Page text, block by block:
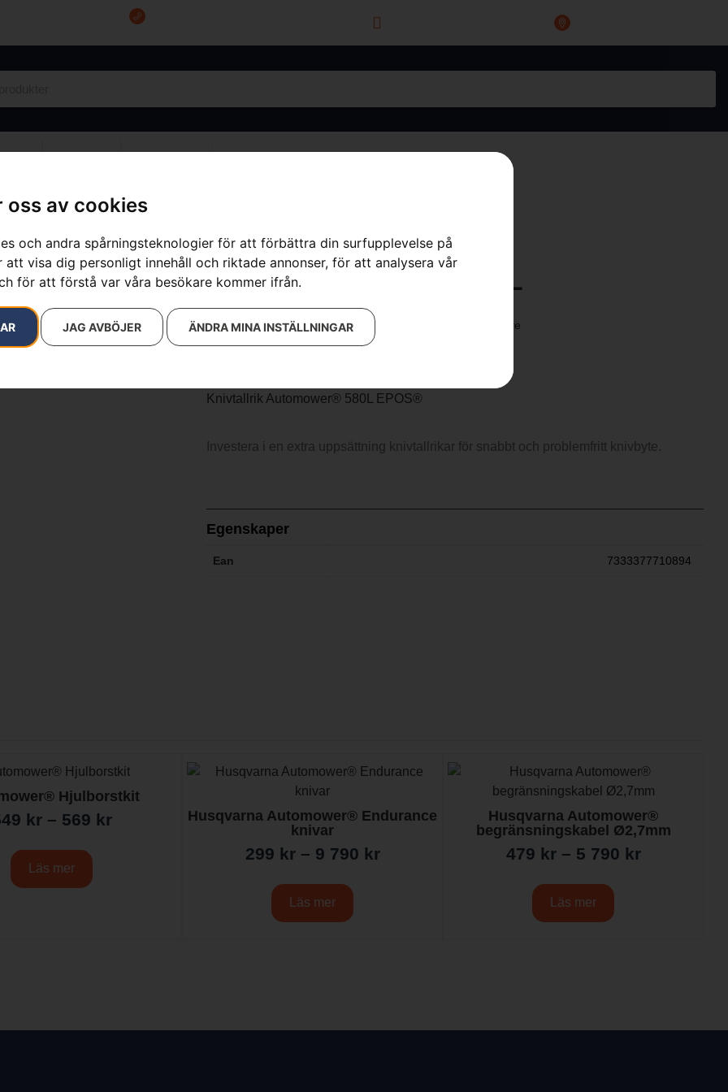
oss av cookies
och andra spårningsteknologier för att förbättra din surfupplevelse på
visa dig personligt innehåll och riktade annonser, för att analysera vår
för att förstå var våra besökare kommer ifrån.
JAG AVBÖJER ÄNDRA MINA INSTÄLLNINGAR
Automower® knivtallrik L
Artikelnummer: 548021001
Kategorier:
Reservdelar & tillbehör till robotgräsklippare
2 190kr
Knivtallrik Automower® 580L EPOS®
Investera i en extra uppsättning knivtallrikar för snabbt och problemfritt knivbyte.
Egenskaper
Ean 7333377710894
Hjulborstkit
kr – 569 kr
Läs mer
Husqvarna Automower® Endurance
knivar
299 kr – 9 790 kr
Läs mer
Husqvarna Automower®
begränsningskabel Ø2,7mm
479 kr – 5 790 kr
Läs mer